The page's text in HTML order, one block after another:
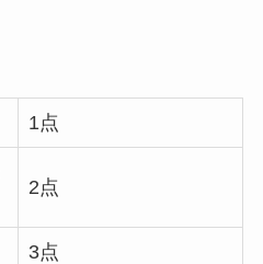
1点
2点
3点